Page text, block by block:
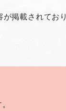
掲載されており